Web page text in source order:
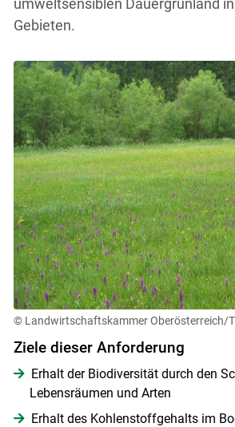
Gebieten.
© Landwirtschaftskammer Oberösterreich/
Ziele dieser Anforderung
Erhalt der Biodiversität durch den
Lebensräumen und Arten
Erhalt des Kohlenstoffgehalts im